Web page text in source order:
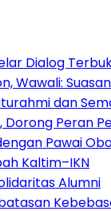
Dialog
Wawali:
dan
Peran
Pawai
Kaltim–IKN
Alumni